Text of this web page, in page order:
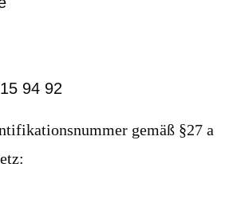
94 92
gemäß §27 a